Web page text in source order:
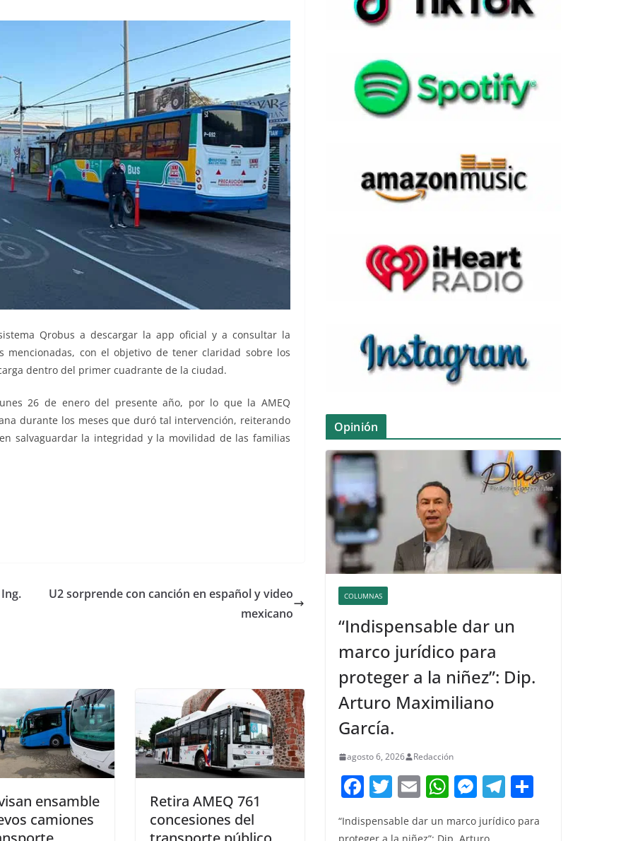
Qrobus a descargar la app oficial y a consultar la
mencionadas, con el objetivo de tener claridad sobre los
dentro del primer cuadrante de la ciudad.
26 de enero del presente año, por lo que la AMEQ
durante los meses que duró tal intervención, reiterando
salvaguardar la integridad y la movilidad de las familias
U2 sorprende con canción en español y video
mexicano
ensamble
camiones
Retira AMEQ 761
concesiones del
Opinión
COLUMNAS
“Indispensable dar un
marco jurídico para
proteger a la niñez”: Dip.
Arturo Maximiliano
García.
agosto 6, 2026 Redacción
F
c
T
w
itt
E
ai
W
at
M
e
ss
T
e m
“Indispensable dar un marco jurídico para